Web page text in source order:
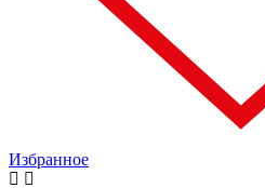
Избранное